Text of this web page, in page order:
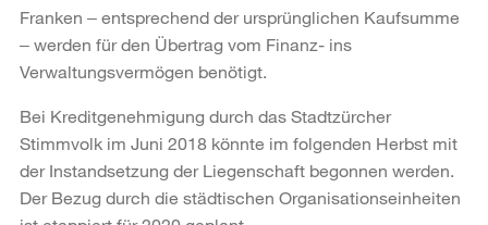
Franken ‒ entsprechend der ursprünglichen Kaufsumme
‒ werden für den Übertrag vom Finanz- ins
Verwaltungsvermögen benötigt.
Bei Kreditgenehmigung durch das Stadtzürcher
Stimmvolk im Juni 2018 könnte im folgenden Herbst mit
der Instandsetzung der Liegenschaft begonnen werden.
Der Bezug durch die städtischen Organisationseinheiten